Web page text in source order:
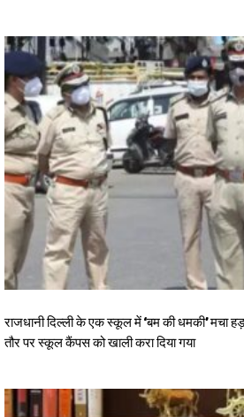
राजधानी दिल्ली के एक स्कूल में ‘बम की धमकी’ मचा
तौर पर स्कूल कैंपस को खाली करा दिया गया